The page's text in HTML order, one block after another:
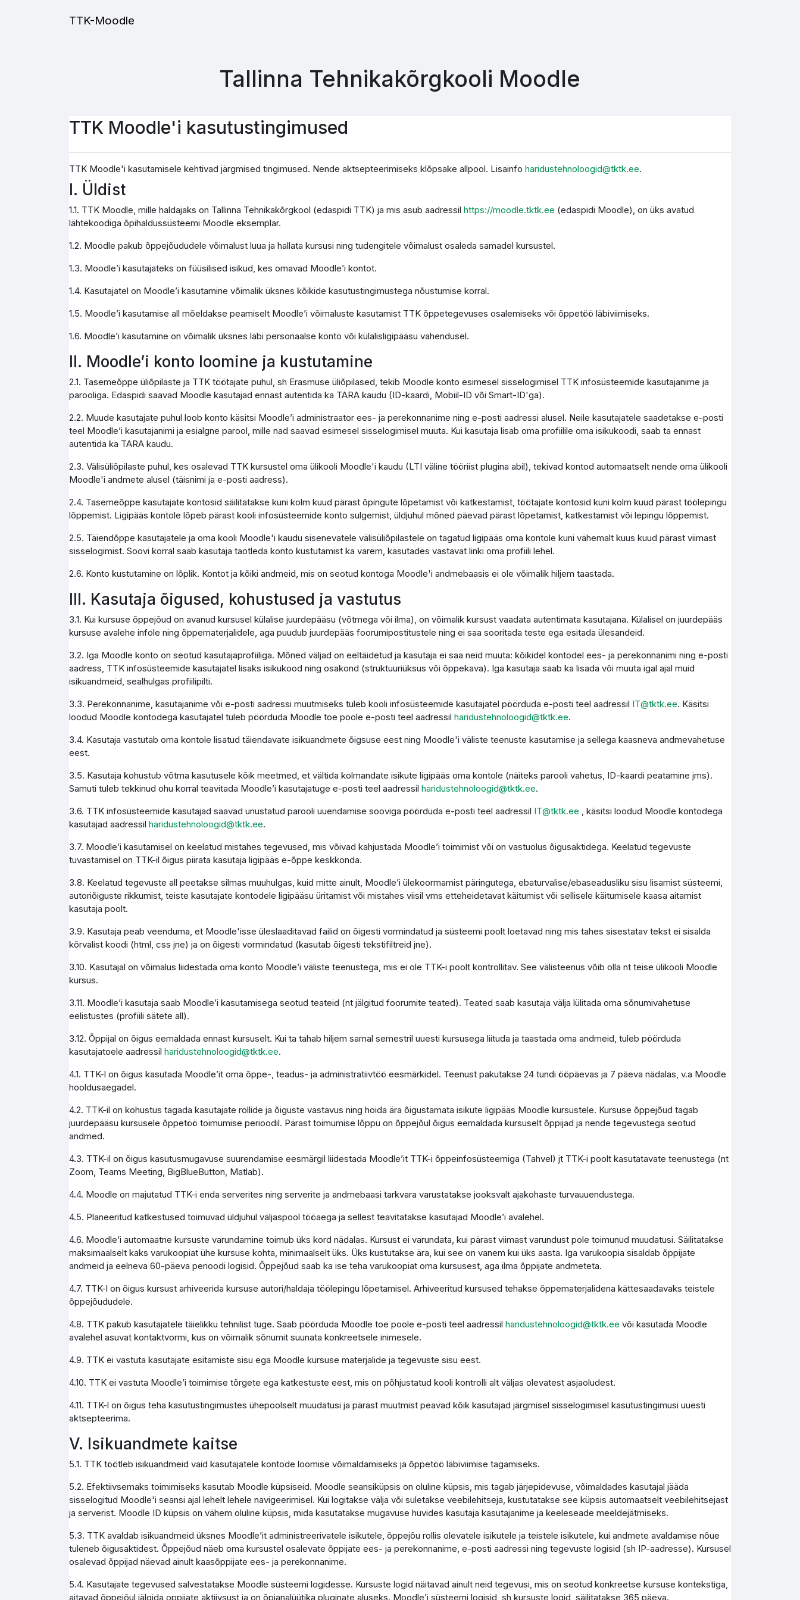
TTK-Moodle
Tallinna Tehnikakõrgkooli Moodle
TTK Moodle'i kasutustingimused
TTK Moodle'i kasutamisele kehtivad järgmised tingimused. Nende aktsepteerimiseks klõpsake allpool. Lisainfo haridustehnoloogid@tktk.ee.
I. Üldist
1.1. TTK Moodle, mille haldajaks on Tallinna Tehnikakõrgkool (edaspidi TTK) ja mis asub aadressil https://moodle.tktk.ee (edaspidi Moodle), on üks avatud
lähtekoodiga õpihaldussüsteemi Moodle eksemplar.
1.2. Moodle pakub õppejõududele võimalust luua ja hallata kursusi ning tudengitele võimalust osaleda samadel kursustel.
1.3. Moodle’i kasutajateks on füüsilised isikud, kes omavad Moodle’i kontot.
1.4. Kasutajatel on Moodle’i kasutamine võimalik üksnes kõikide kasutustingimustega nõustumise korral.
1.5. Moodle’i kasutamise all mõeldakse peamiselt Moodle’i võimaluste kasutamist TTK õppetegevuses osalemiseks või õppetöö läbiviimiseks.
1.6. Moodle’i kasutamine on võimalik üksnes läbi personaalse konto või külalisligipääsu vahendusel.
II. Moodle’i konto loomine ja kustutamine
2.1. Tasemeõppe üliõpilaste ja TTK töötajate puhul, sh Erasmuse üliõpilased, tekib Moodle konto esimesel sisselogimisel TTK infosüsteemide kasutajanime ja
parooliga. Edaspidi saavad Moodle kasutajad ennast autentida ka TARA kaudu (ID-kaardi, Mobiil-ID või Smart-ID'ga).
2.2. Muude kasutajate puhul loob konto käsitsi Moodle’i administraator ees- ja perekonnanime ning e-posti aadressi alusel. Neile kasutajatele saadetakse e-posti
teel Moodle’i kasutajanimi ja esialgne parool, mille nad saavad esimesel sisselogimisel muuta. Kui kasutaja lisab oma profiilile oma isikukoodi, saab ta ennast
autentida ka TARA kaudu.
2.3. Välisüliõpilaste puhul, kes osalevad TTK kursustel oma ülikooli Moodle'i kaudu (LTI väline tööriist plugina abil), tekivad kontod automaatselt nende oma ülikooli
Moodle'i andmete alusel (täisnimi ja e-posti aadress).
2.4. Tasemeõppe kasutajate kontosid säilitatakse kuni kolm kuud pärast õpingute lõpetamist või katkestamist, töötajate kontosid kuni kolm kuud pärast töölepingu
lõppemist. Ligipääs kontole lõpeb pärast kooli infosüsteemide konto sulgemist, üldjuhul mõned päevad pärast lõpetamist, katkestamist või lepingu lõppemist.
2.5. Täiendõppe kasutajatele ja oma kooli Moodle'i kaudu sisenevatele välisüliõpilastele on tagatud ligipääs oma kontole kuni vähemalt kuus kuud pärast viimast
sisselogimist. Soovi korral saab kasutaja taotleda konto kustutamist ka varem, kasutades vastavat linki oma profiili lehel.
2.6. Konto kustutamine on lõplik. Kontot ja kõiki andmeid, mis on seotud kontoga Moodle'i andmebaasis ei ole võimalik hiljem taastada.
III. Kasutaja õigused, kohustused ja vastutus
3.1. Kui kursuse õppejõud on avanud kursusel külalise juurdepääsu (võtmega või ilma), on võimalik kursust vaadata autentimata kasutajana. Külalisel on juurdepääs
kursuse avalehe infole ning õppematerjalidele, aga puudub juurdepääs foorumipostitustele ning ei saa sooritada teste ega esitada ülesandeid.
3.2. Iga Moodle konto on seotud kasutajaprofiiliga. Mõned väljad on eeltäidetud ja kasutaja ei saa neid muuta: kõikidel kontodel ees- ja perekonnanimi ning e-posti
aadress, TTK infosüsteemide kasutajatel lisaks isikukood ning osakond (struktuuriüksus või õppekava). Iga kasutaja saab ka lisada või muuta igal ajal muid
isikuandmeid, sealhulgas profiilipilti.
3.3. Perekonnanime, kasutajanime või e-posti aadressi muutmiseks tuleb kooli infosüsteemide kasutajatel pöörduda e-posti teel aadressil IT@tktk.ee. Käsitsi
loodud Moodle kontodega kasutajatel tuleb pöörduda Moodle toe poole e-posti teel aadressil haridustehnoloogid@tktk.ee.
3.4. Kasutaja vastutab oma kontole lisatud täiendavate isikuandmete õigsuse eest ning Moodle'i väliste teenuste kasutamise ja sellega kaasneva andmevahetuse
eest.
3.5. Kasutaja kohustub võtma kasutusele kõik meetmed, et vältida kolmandate isikute ligipääs oma kontole (näiteks parooli vahetus, ID-kaardi peatamine jms).
Samuti tuleb tekkinud ohu korral teavitada Moodle’i kasutajatuge e-posti teel aadressil haridustehnoloogid@tktk.ee.
3.6. TTK infosüsteemide kasutajad saavad unustatud parooli uuendamise sooviga pöörduda e-posti teel aadressil IT@tktk.ee , käsitsi loodud Moodle kontodega
kasutajad aadressil haridustehnoloogid@tktk.ee.
3.7. Moodle’i kasutamisel on keelatud mistahes tegevused, mis võivad kahjustada Moodle’i toimimist või on vastuolus õigusaktidega. Keelatud tegevuste
tuvastamisel on TTK-il õigus piirata kasutaja ligipääs e-õppe keskkonda.
3.8. Keelatud tegevuste all peetakse silmas muuhulgas, kuid mitte ainult, Moodle’i ülekoormamist päringutega, ebaturvalise/ebaseadusliku sisu lisamist süsteemi,
autoriõiguste rikkumist, teiste kasutajate kontodele ligipääsu üritamist või mistahes viisil vms etteheidetavat käitumist või sellisele käitumisele kaasa aitamist
kasutaja poolt.
3.9. Kasutaja peab veenduma, et Moodle'isse üleslaaditavad failid on õigesti vormindatud ja süsteemi poolt loetavad ning mis tahes sisestatav tekst ei sisalda
kõrvalist koodi (html, css jne) ja on õigesti vormindatud (kasutab õigesti tekstifiltreid jne).
3.10. Kasutajal on võimalus liidestada oma konto Moodle’i väliste teenustega, mis ei ole TTK-i poolt kontrollitav. See välisteenus võib olla nt teise ülikooli Moodle
kursus.
3.11. Moodle’i kasutaja saab Moodle’i kasutamisega seotud teateid (nt jälgitud foorumite teated). Teated saab kasutaja välja lülitada oma sõnumivahetuse
eelistustes (profiili sätete all).
3.12. Õppijal on õigus eemaldada ennast kursuselt. Kui ta tahab hiljem samal semestril uuesti kursusega liituda ja taastada oma andmeid, tuleb pöörduda
kasutajatoele aadressil haridustehnoloogid@tktk.ee.
4.1. TTK-l on õigus kasutada Moodle’it oma õppe-, teadus- ja administratiivtöö eesmärkidel. Teenust pakutakse 24 tundi ööpäevas ja 7 päeva nädalas, v.a Moodle
hooldusaegadel.
4.2. TTK-il on kohustus tagada kasutajate rollide ja õiguste vastavus ning hoida ära õigustamata isikute ligipääs Moodle kursustele. Kursuse õppejõud tagab
juurdepääsu kursusele õppetöö toimumise perioodil. Pärast toimumise lõppu on õppejõul õigus eemaldada kursuselt õppijad ja nende tegevustega seotud
andmed.
4.3. TTK-il on õigus kasutusmugavuse suurendamise eesmärgil liidestada Moodle’it TTK-i õppeinfosüsteemiga (Tahvel) jt TTK-i poolt kasutatavate teenustega (nt
Zoom, Teams Meeting, BigBlueButton, Matlab).
4.4. Moodle on majutatud TTK-i enda serverites ning serverite ja andmebaasi tarkvara varustatakse jooksvalt ajakohaste turvauuendustega.
4.5. Planeeritud katkestused toimuvad üldjuhul väljaspool tööaega ja sellest teavitatakse kasutajad Moodle’i avalehel.
4.6. Moodle’i automaatne kursuste varundamine toimub üks kord nädalas. Kursust ei varundata, kui pärast viimast varundust pole toimunud muudatusi. Säilitatakse
maksimaalselt kaks varukoopiat ühe kursuse kohta, minimaalselt üks. Üks kustutakse ära, kui see on vanem kui üks aasta. Iga varukoopia sisaldab õppijate
andmeid ja eelneva 60-päeva perioodi logisid. Õppejõud saab ka ise teha varukoopiat oma kursusest, aga ilma õppijate andmeteta.
4.7. TTK-l on õigus kursust arhiveerida kursuse autori/haldaja töölepingu lõpetamisel. Arhiveeritud kursused tehakse õppematerjalidena kättesaadavaks teistele
õppejõududele.
4.8. TTK pakub kasutajatele täielikku tehnilist tuge. Saab pöörduda Moodle toe poole e-posti teel aadressil haridustehnoloogid@tktk.ee või kasutada Moodle
avalehel asuvat kontaktvormi, kus on võimalik sõnumit suunata konkreetsele inimesele.
4.9. TTK ei vastuta kasutajate esitamiste sisu ega Moodle kursuse materjalide ja tegevuste sisu eest.
4.10. TTK ei vastuta Moodle’i toimimise tõrgete ega katkestuste eest, mis on põhjustatud kooli kontrolli alt väljas olevatest asjaoludest.
4.11. TTK-l on õigus teha kasutustingimustes ühepoolselt muudatusi ja pärast muutmist peavad kõik kasutajad järgmisel sisselogimisel kasutustingimusi uuesti
aktsepteerima.
V. Isikuandmete kaitse
5.1. TTK töötleb isikuandmeid vaid kasutajatele kontode loomise võimaldamiseks ja õppetöö läbiviimise tagamiseks.
5.2. Efektiivsemaks toimimiseks kasutab Moodle küpsiseid. Moodle seansiküpsis on oluline küpsis, mis tagab järjepidevuse, võimaldades kasutajal jääda
sisselogitud Moodle'i seansi ajal lehelt lehele navigeerimisel. Kui logitakse välja või suletakse veebilehitseja, kustutatakse see küpsis automaatselt veebilehitsejast
ja serverist. Moodle ID küpsis on vähem oluline küpsis, mida kasutatakse mugavuse huvides kasutaja kasutajanime ja keeleseade meeldejätmiseks.
5.3. TTK avaldab isikuandmeid üksnes Moodle’it administreerivatele isikutele, õppejõu rollis olevatele isikutele ja teistele isikutele, kui andmete avaldamise nõue
tuleneb õigusaktidest. Õppejõud näeb oma kursustel osalevate õppijate ees- ja perekonnanime, e-posti aadressi ning tegevuste logisid (sh IP-aadresse). Kursusel
osalevad õppijad näevad ainult kaasõppijate ees- ja perekonnanime.
5.4. Kasutajate tegevused salvestatakse Moodle süsteemi logidesse. Kursuste logid näitavad ainult neid tegevusi, mis on seotud konkreetse kursuse kontekstiga,
aitavad õppejõul jälgida oppijate aktiivsust ja on õpianalüütika pluginate aluseks. Moodle’i süsteemi logisid, sh kursuste logid, säilitatakse 365 päeva.